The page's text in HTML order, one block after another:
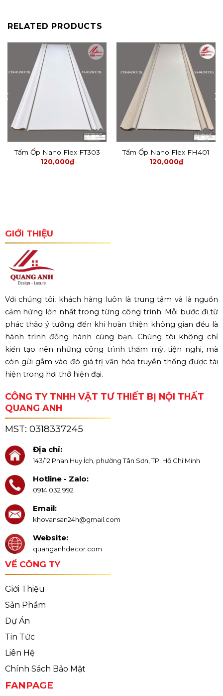
RELATED PRODUCTS
Tấm Ốp Nano Flex FT303
120,000₫
Tấm Ốp Nano Flex FH401
120,000₫
GIỚI THIỆU
Với chúng tôi, khách hàng luôn là trung tâm và là nguồn
cảm hứng lớn nhất trong từng công trình. Mỗi bước đi từ
phác thảo ý tưởng đến khi hoàn thiện không gian đều là
hành trình đồng hành cùng bạn. Chúng tôi không chỉ
kiến tạo nên những công trình thẩm mỹ, tiện nghi, mà
còn gửi gắm vào đó giá trị văn hóa truyền thống được tái
hiện trong hơi thở hiện đại.
CÔNG TY TNHH VẬT TƯ THIẾT BỊ NỘI THẤT
QUANG ANH
MST: 0318337245
Địa chỉ:
143/12 Phan Huy Ích, phường Tân Sơn, TP. Hồ Chí Minh
Hotline - Zalo:
0914 032 992
Email:
khovansan24h@gmail.com
Website:
quanganhdecor.com
VỀ CÔNG TY
Giới Thiệu
Sản Phẩm
Dự Án
Tin Tức
Liên Hệ
Chính Sách Bảo Mật
FANPAGE